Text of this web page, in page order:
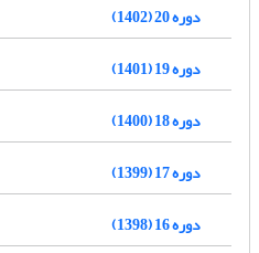
دوره 20 (1402)
دوره 19 (1401)
دوره 18 (1400)
دوره 17 (1399)
دوره 16 (1398)